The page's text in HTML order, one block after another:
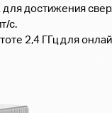
достижения
с.
2,4 ГГц для